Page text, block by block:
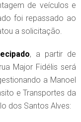
de veículos e
foi repassado ao
a solicitação.
, a partir de
Major Fidélis será
a Manoel
e Transportes da
dos Santos Alves: